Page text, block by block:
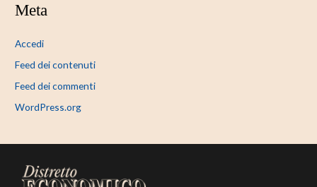
Meta
Accedi
Feed dei contenuti
Feed dei commenti
WordPress.org